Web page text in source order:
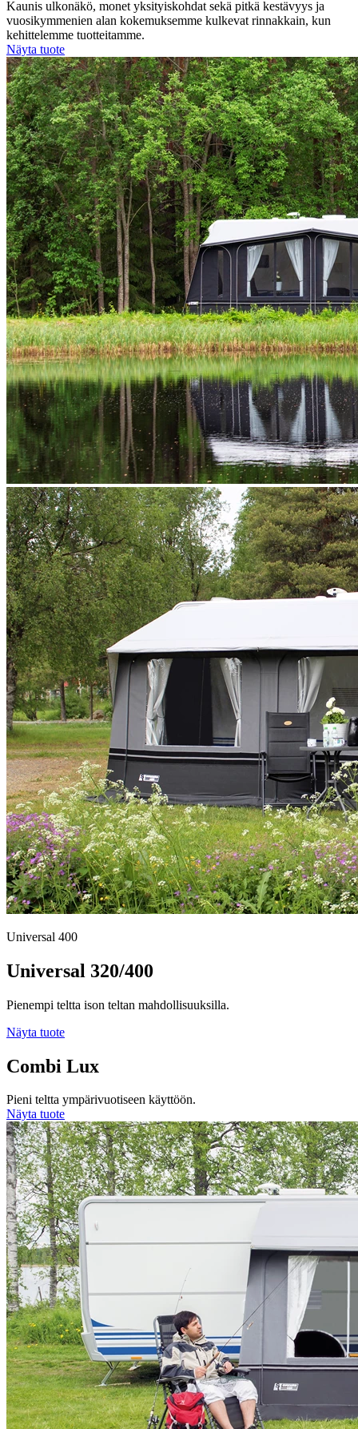
Kaunis ulkonäkö, monet yksityiskohdat sekä pitkä kestävyys ja
vuosikymmenien alan kokemuksemme kulkevat rinnakkain, kun
kehittelemme tuotteitamme.
Näyta tuote
Universal 400
Universal 320/400
Pienempi teltta ison teltan mahdollisuuksilla.
Näyta tuote
Combi Lux
Pieni teltta ympärivuotiseen käyttöön.
Näyta tuote